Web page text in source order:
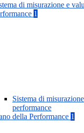
di misurazione e
1
Sistema di
performance
della Performance 1